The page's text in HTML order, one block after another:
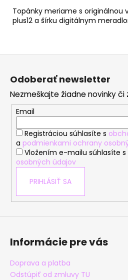
Topánky meriame s originálnou
plus12 a šírku digitálnym
Z
Odoberať newsletter
Nezmeškajte žiadne novinky či
Email
Registráciou súhlasíte s
a podmienkami ochrany
Vložením e-mailu súhlasíte s
osobných údajov
PRIHLÁSIŤ SA
Informácie pre vás
Doprava a platba
Odstúpiť od zmluvy TU